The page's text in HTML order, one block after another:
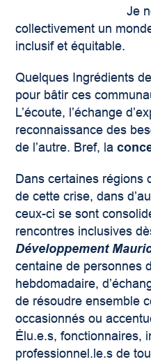
Je
collectivement un
inclusif et équitable.
Quelques Ingrédients
pour bâtir ces
L’écoute, l’échange
reconnaissance des
de l’autre. Bref, la
Dans certaines régions
de cette crise, dans
ceux-ci se sont
rencontres inclusives
Développement
centaine de personnes
hebdomadaire,
de résoudre ensemble
occasionnés ou
Élu.e.s, fonctionnaires,
professionnel.le.s de